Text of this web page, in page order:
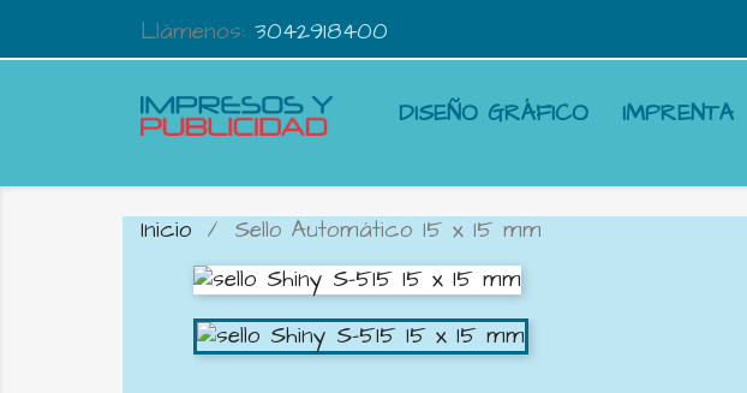
Llámenos: 3042918400
DISEÑO GRÁFICO IMPRENTA
Inicio Sello Automático 15 x 15 mm